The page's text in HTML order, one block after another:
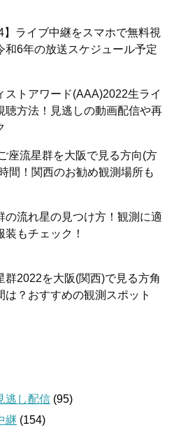
】ライブ中継をスマホで無料視
和6年の放送スケジュール予定
ストアワード(AAA)2022生ライ
聴方法！見逃しの動画配信や再
座流星群を大阪で見る方向(方
間！関西のお勧め観測場所も
の流れ星の見つけ方！観測に適
装もチェック！
群2022を大阪(関西)で見る方角
は？おすすめの観測スポット
逃し配信 (95)
継 (154)